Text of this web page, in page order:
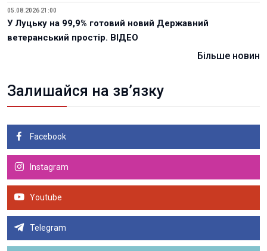
05.08.2026 21:00
У Луцьку на 99,9% готовий новий Державний
ветеранський простір. ВІДЕО
Більше новин
Залишайся на зв’язку
Facebook
Instagram
Youtube
Telegram